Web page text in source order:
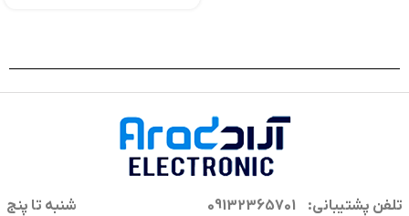
تلفن پشتیبانی: 09132365701
شنبه تا پنج